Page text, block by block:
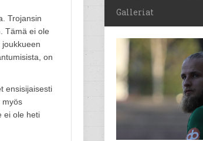
Trojansin
Tämä ei ole
on
ensisijaisesti
myös
ei ole heti
Galleriat